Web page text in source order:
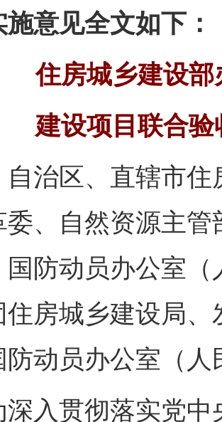
见全文如下：
住房城乡建设
建设项目联合
自治区、直辖市
委、自然资源主
国防动员办公室
住房城乡建设局
防动员办公室（
贯彻落实党中